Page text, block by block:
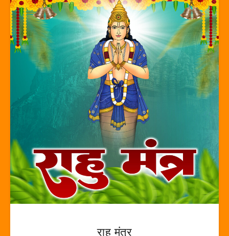
राहु मंत्र